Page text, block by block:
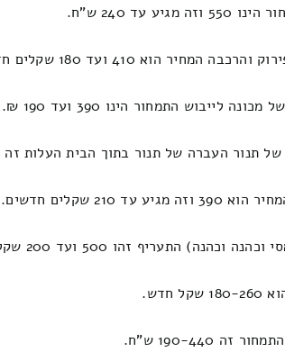
240 ש"ח.
410 ועד 180 שקלים חדשים.
התמחור הינו 390 ועד 190 ₪.
של תנור בתוך הבית העלות זה 410 ועד 190 ₪.
חדשים.
זהו 500 ועד 200 שקלים חדשים.
440 ש"ח.